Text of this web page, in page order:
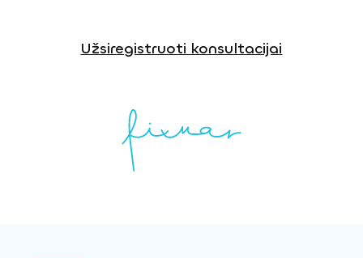
Užsiregistruoti konsultacijai